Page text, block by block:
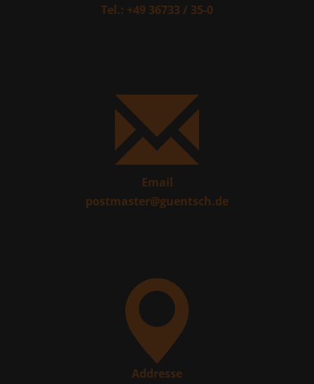
Tel.: +49 36733 / 35-0
Email
postmaster@guentsch.de
Addresse